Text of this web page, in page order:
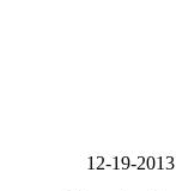
12-19-